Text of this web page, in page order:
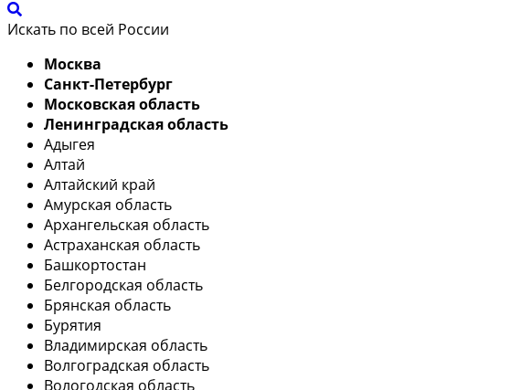
Искать по всей России
Москва
Санкт-Петербург
Московская область
Ленинградская область
Адыгея
Алтай
Алтайский край
Амурская область
Архангельская область
Астраханская область
Башкортостан
Белгородская область
Брянская область
Бурятия
Владимирская область
Волгоградская область
Вологодская область